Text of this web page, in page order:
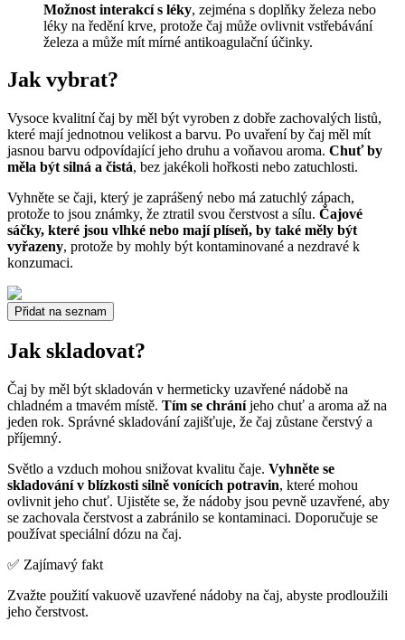
Možnost interakcí s léky, zejména s doplňky železa nebo
léky na ředění krve, protože čaj může ovlivnit vstřebávání
železa a může mít mírné antikoagulační účinky.
Jak vybrat?
Vysoce kvalitní čaj by měl být vyroben z dobře zachovalých listů,
které mají jednotnou velikost a barvu. Po uvaření by čaj měl mít
jasnou barvu odpovídající jeho druhu a voňavou aroma. Chuť by
měla být silná a čistá, bez jakékoli hořkosti nebo zatuchlosti.
Vyhněte se čaji, který je zaprášený nebo má zatuchlý zápach,
protože to jsou známky, že ztratil svou čerstvost a sílu. Čajové
sáčky, které jsou vlhké nebo mají plíseň, by také měly být
vyřazeny, protože by mohly být kontaminované a nezdravé k
konzumaci.
Přidat na seznam
Jak skladovat?
Čaj by měl být skladován v hermeticky uzavřené nádobě na
chladném a tmavém místě. Tím se chráníjeho chuť a aroma až na
jeden rok. Správné skladování zajišťuje, že čaj zůstane čerstvý a
příjemný.
Světlo a vzduch mohou snižovat kvalitu čaje. Vyhněte se
skladování v blízkosti silně vonících potravin, které mohou
ovlivnit jeho chuť. Ujistěte se, že nádoby jsou pevně uzavřené, aby
se zachovala čerstvost a zabránilo se kontaminaci. Doporučuje se
používat speciální dózu na čaj.
✅ Zajímavý fakt
Zvažte použití vakuově uzavřené nádoby na čaj, abyste prodloužili
jeho čerstvost.